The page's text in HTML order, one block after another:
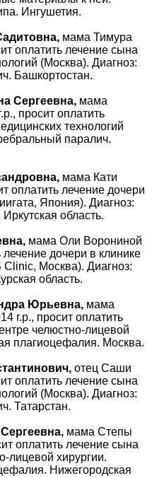
Ингушетия.
мама Тимура
оплатить лечение сына
(Москва). Диагноз:
Башкортостан.
Сергеевна, мама
просит оплатить
технологий
паралич.
мама Кати
оплатить лечение дочери
Япония). Диагноз:
область.
мама Оли Ворониной
лечение дочери в клинике
Москва). Диагноз:
область.
Юрьевна, мама
г.р., просит оплатить
челюстно-лицевой
плагиоцефалия. Москва.
отец Саши
оплатить лечение сына
(Москва). Диагноз:
Татарстан.
мама Степы
оплатить лечение сына
лицевой хирургии.
Нижегородская